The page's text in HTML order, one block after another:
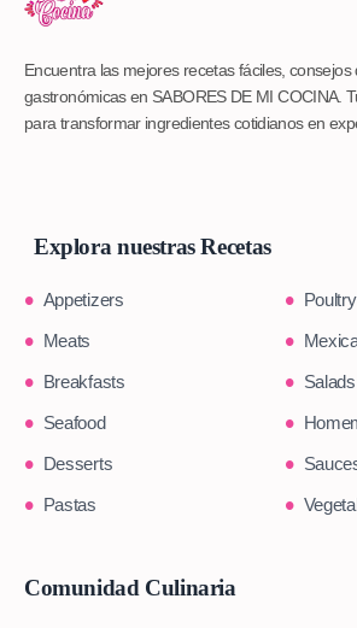
Encuentra las mejores recetas fáciles,
gastronómicas en SABORES DE MI COCINA.
para transformar ingredientes cotidianos en
Explora nuestras Recetas
Appetizers
Poultry
Meats
Breakfasts
Salads
Seafood
Desserts
Pastas
Comunidad Culinaria